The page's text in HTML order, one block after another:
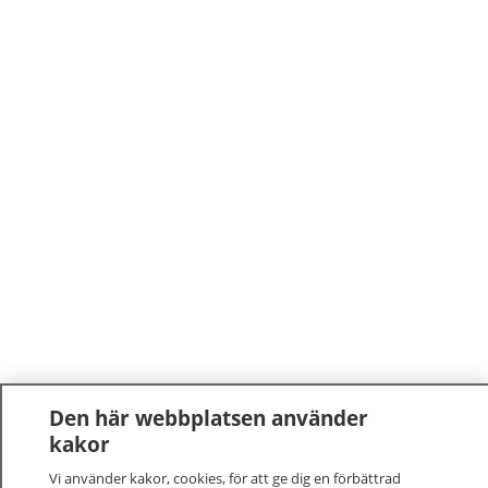
Den här webbplatsen använder
kakor
Vi använder kakor, cookies, för att ge dig en förbättrad